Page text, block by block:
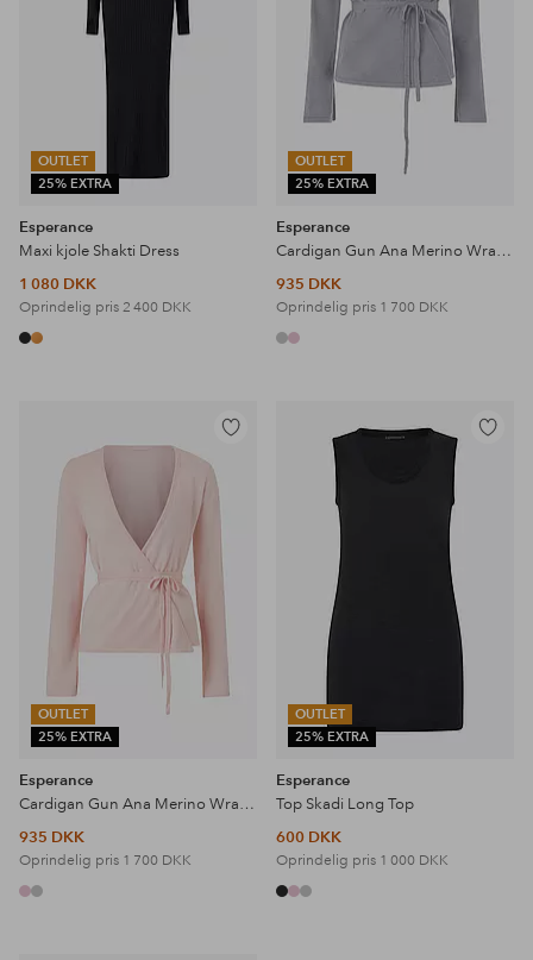
OUTLET
25% EXTRA
Esperance
Maxi kjole Shakti Dress
1 080 DKK
Oprindelig pris 2 400 DKK
OUTLET
25% EXTRA
Esperance
Cardigan Gun Ana Merino Wrap Waist
935 DKK
Oprindelig pris 1 700 DKK
OUTLET
25% EXTRA
Tilføj
favoritter
Esperance
Cardigan Gun Ana Merino Wrap Waist
935 DKK
Oprindelig pris 1 700 DKK
OUTLET
25% EXTRA
Tilføj
Esperance
Top Skadi Long Top
600 DKK
Oprindelig pris 1 000 DKK